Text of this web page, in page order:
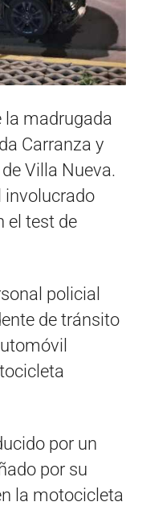
la madrugada
Carranza y
Villa Nueva.
involucrado
el test de
policial
de tránsito
por un
por su
la motocicleta